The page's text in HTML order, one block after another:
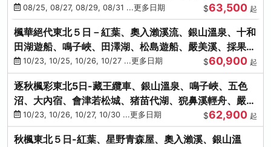
海鮮食べ放題
08/25, 08/27, 08/29, 08/31 ...更多日期 $63,500 起
楓華絕代東北５日－紅葉、奧入瀨溪流、銀山溫泉、十和
田湖遊船、鳴子峽、田澤湖、松島遊船、嚴美溪、採果烤
牡蠣10/23, 10/25, 10/26, 10/27 ...更多日期 $60,900 起
逐秋楓彩東北5日-藏王纜車、銀山溫泉、鳴子峽、五色
沼、大內宿、會津若松城、猪苗代湖、猊鼻溪輕舟、嚴美
溪、松島海灣遊船
10/23, 10/26, 10/27, 10/30 ...更多日期 $62,900 起
秋楓東北５日-紅葉、星野青森屋、奧入瀨溪、銀山溫